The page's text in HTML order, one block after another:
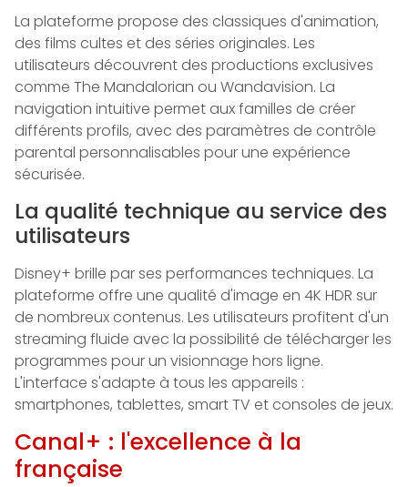
La plateforme propose des classiques d'animation,
des films cultes et des séries originales. Les
utilisateurs découvrent des productions exclusives
comme The Mandalorian ou Wandavision. La
navigation intuitive permet aux familles de créer
différents profils, avec des paramètres de contrôle
parental personnalisables pour une expérience
sécurisée.
La qualité technique au service des
utilisateurs
Disney+ brille par ses performances techniques. La
plateforme offre une qualité d'image en 4K HDR sur
de nombreux contenus. Les utilisateurs profitent d'un
streaming fluide avec la possibilité de télécharger les
programmes pour un visionnage hors ligne.
L'interface s'adapte à tous les appareils :
smartphones, tablettes, smart TV et consoles de jeux.
Canal+ : l'excellence à la
française